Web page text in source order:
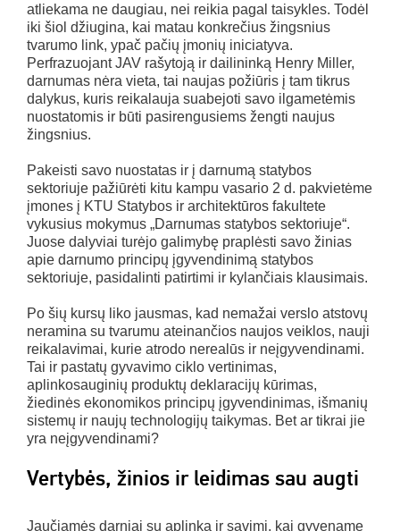
atliekama ne daugiau, nei reikia pagal taisykles. Todėl
iki šiol džiugina, kai matau konkrečius žingsnius
tvarumo link, ypač pačių įmonių iniciatyva.
Perfrazuojant JAV rašytoją ir dailininką Henry Miller,
darnumas nėra vieta, tai naujas požiūris į tam tikrus
dalykus, kuris reikalauja suabejoti savo ilgametėmis
nuostatomis ir būti pasirengusiems žengti naujus
žingsnius.
Pakeisti savo nuostatas ir į darnumą statybos
sektoriuje pažiūrėti kitu kampu vasario 2 d. pakvietėme
įmones į KTU Statybos ir architektūros fakultete
vykusius mokymus „Darnumas statybos sektoriuje“.
Juose dalyviai turėjo galimybę praplėsti savo žinias
apie darnumo principų įgyvendinimą statybos
sektoriuje, pasidalinti patirtimi ir kylančiais klausimais.
Po šių kursų liko jausmas, kad nemažai verslo atstovų
neramina su tvarumu ateinančios naujos veiklos, nauji
reikalavimai, kurie atrodo nerealūs ir neįgyvendinami.
Tai ir pastatų gyvavimo ciklo vertinimas,
aplinkosauginių produktų deklaracijų kūrimas,
žiedinės ekonomikos principų įgyvendinimas, išmanių
sistemų ir naujų technologijų taikymas. Bet ar tikrai jie
yra neįgyvendinami?
Vertybės, žinios ir leidimas sau augti
Jaučiamės darniai su aplinka ir savimi, kai gyvename